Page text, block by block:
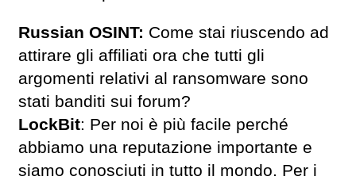
Russian OSINT: Come stai riuscendo ad
attirare gli affiliati ora che tutti gli
argomenti relativi al ransomware sono
stati banditi sui forum?
LockBit: Per noi è più facile perché
abbiamo una reputazione importante e
siamo conosciuti in tutto il mondo. Per i